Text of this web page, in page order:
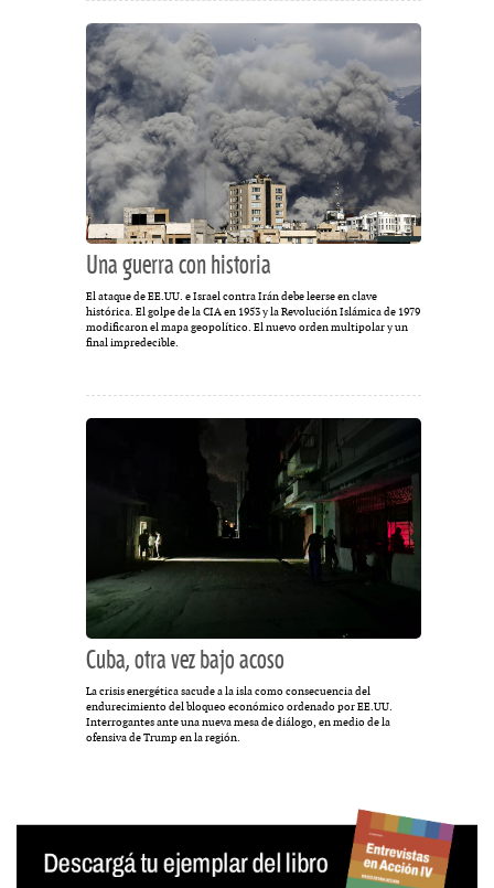
Una guerra con historia
El ataque de EE.UU. e Israel contra Irán debe leerse en clave
histórica. El golpe de la CIA en 1953 y la Revolución Islámica de 1979
modificaron el mapa geopolítico. El nuevo orden multipolar y un
final impredecible.
Cuba, otra vez bajo acoso
La crisis energética sacude a la isla como consecuencia del
endurecimiento del bloqueo económico ordenado por EE.UU.
Interrogantes ante una nueva mesa de diálogo, en medio de la
ofensiva de Trump en la región.